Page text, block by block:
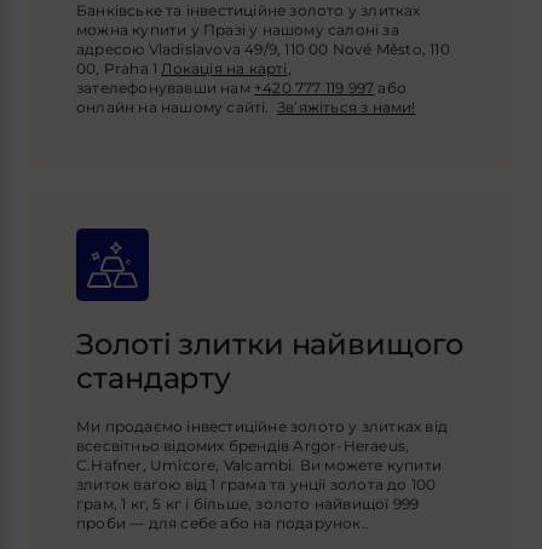
Золоті злитки найвищого
стандарту
Ми продаємо інвестиційне золото у злитках від
всесвітньо відомих брендів Argor-Heraeus,
C.Hafner, Umicore, Valcambi. Ви можете купити
злиток вагою від 1 грама та унції золота до 100
грам, 1 кг, 5 кг і більше, золото найвищої 999
проби — для себе або на подарунок..
Банківське та інвестиційне золото у злитках
можна купити у Празі у нашому салоні за
адресою Vladislavova 49/9, 110 00 Nové Město, 110
00, Praha 1Локація на карті ,
зателефонувавши нам +420 777 119 997 або
онлайн на нашому сайті. Зв’яжіться з нами!